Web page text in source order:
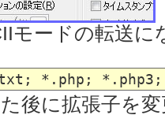
モードの転送に
後に拡張子を